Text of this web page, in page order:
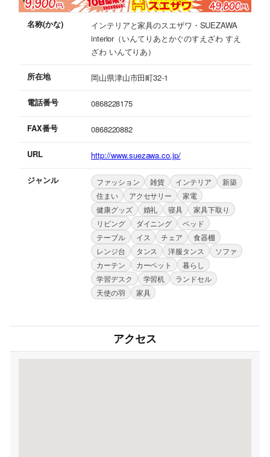
名称(かな)
インテリアと家具のスエザワ・SUEZAWA
interior（いんてりあとかぐのすえざわ すえ
ざわ いんてりあ）
所在地 岡山県津山市田町32-1
電話番号 0868228175
FAX番号 0868220882
URL http://www.suezawa.co.jp/
ジャンル ファッション 雑貨 インテリア
新築
住まい
アクセサリー
家電
健康グッズ
婚礼 寝具
家具下取り
リビング
ダイニング
ベッド
テーブル
イス チェア
食器棚
レンジ台
タンス 洋服タンス
ソファ
カーテン
カーペット
暮らし
学習デスク
学習机
ランドセル
天使の羽
家具
アクセス